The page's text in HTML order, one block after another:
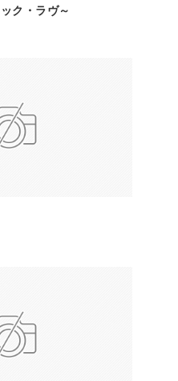
ク・ラヴ～